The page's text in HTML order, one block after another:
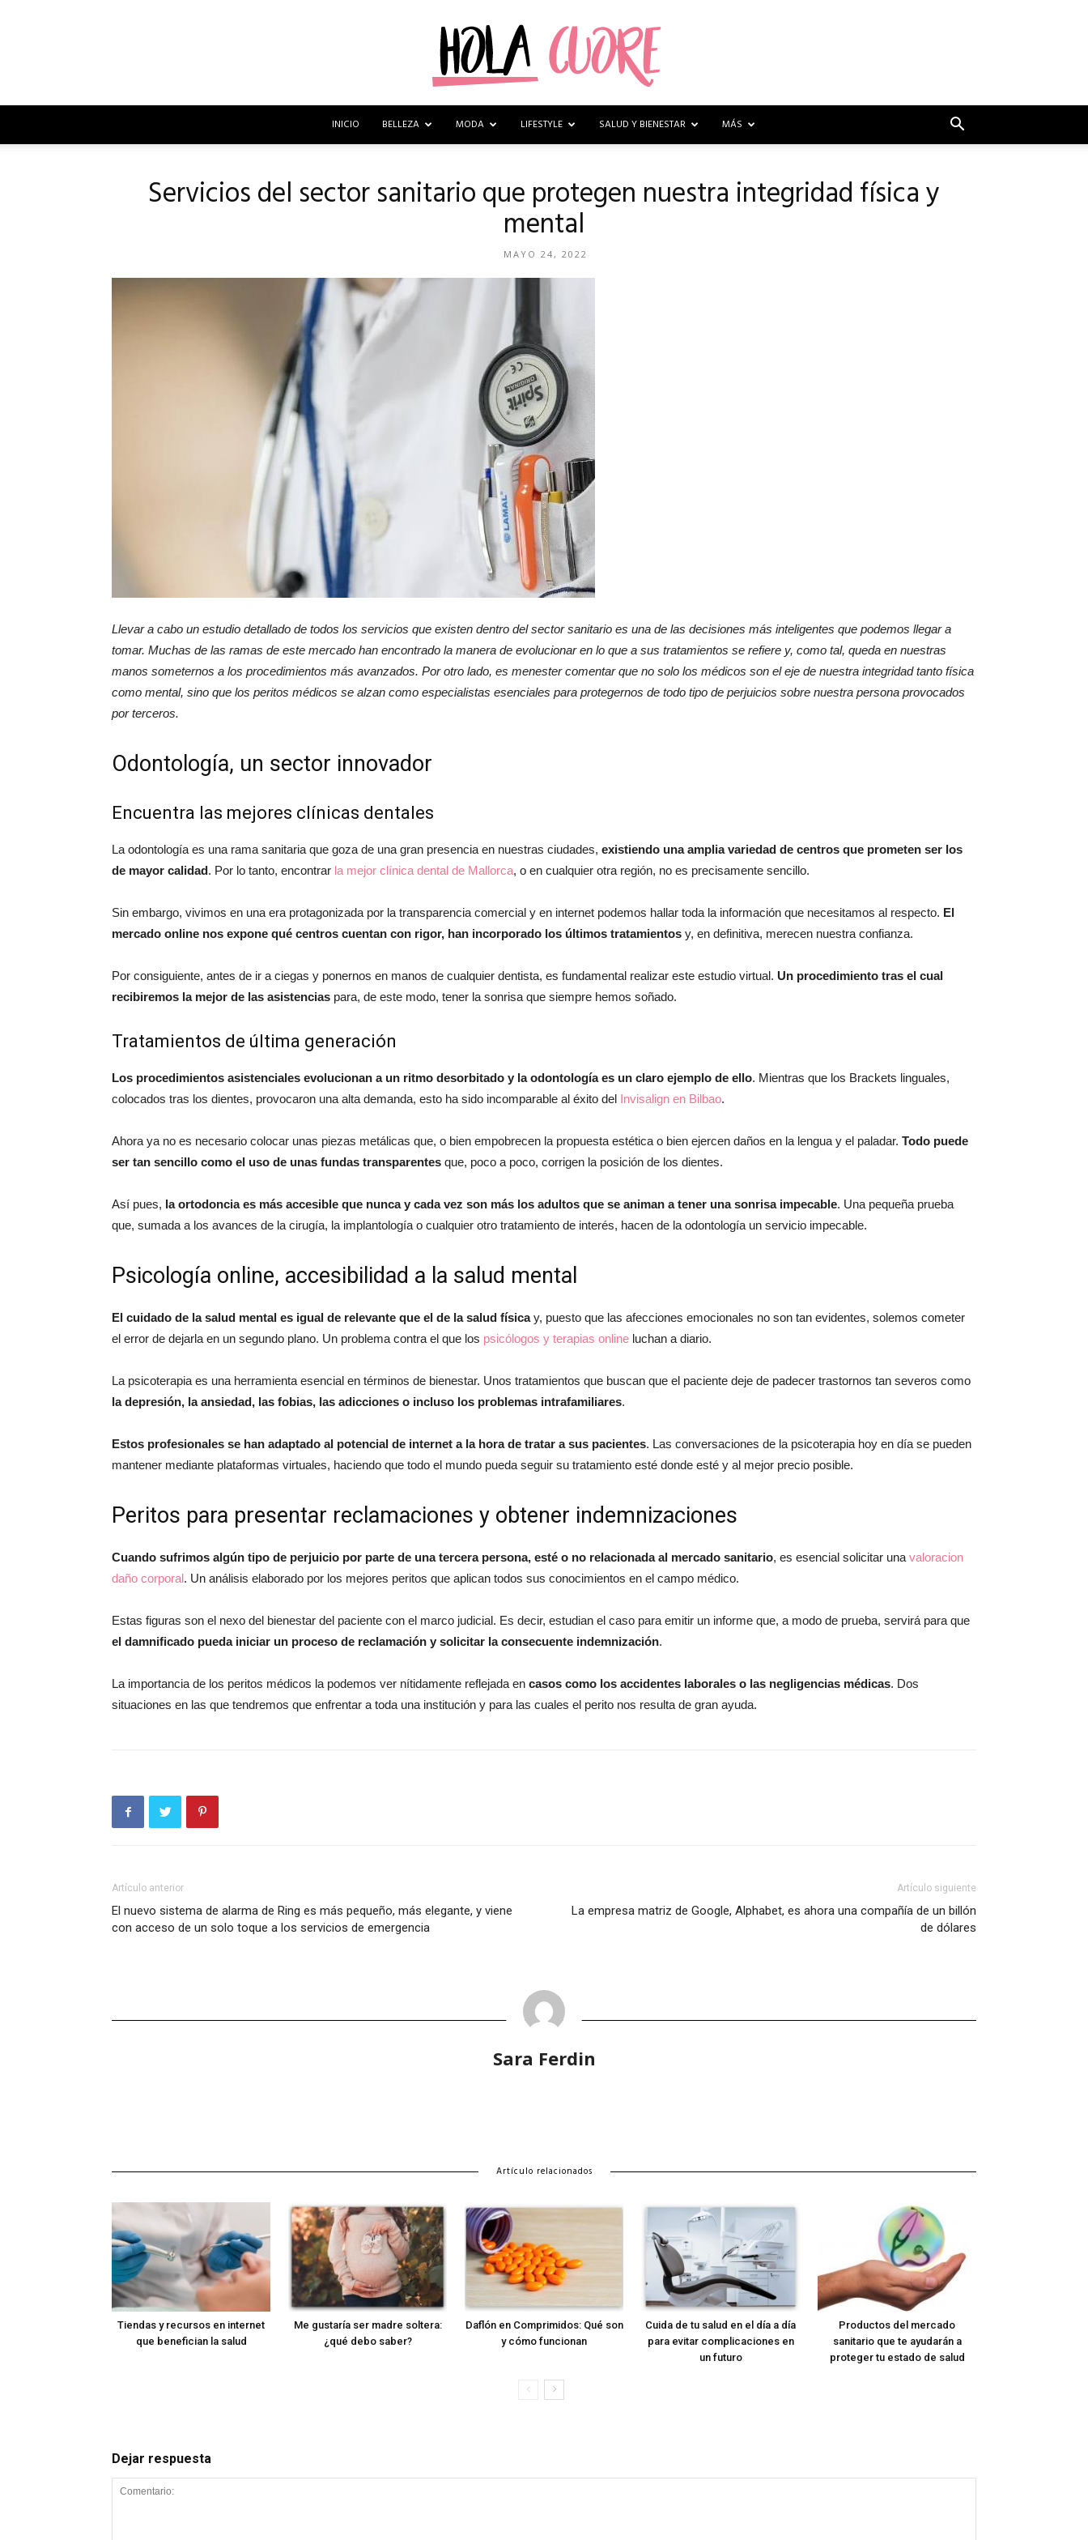
Hola
–
La
revista
de
y
belleza
INICIO BELLEZA MODA LIFESTYLE SALUD Y BIENESTAR MÁS
Servicios del sector sanitario que protegen nuestra integridad física y
mental
MAYO 24, 2022
Llevar a cabo un estudio detallado de todos los servicios que existen dentro del sector sanitario es una de las decisiones más inteligentes que podemos llegar a
tomar. Muchas de las ramas de este mercado han encontrado la manera de evolucionar en lo que a sus tratamientos se refiere y, como tal, queda en nuestras
manos someternos a los procedimientos más avanzados. Por otro lado, es menester comentar que no solo los médicos son el eje de nuestra integridad tanto física
como mental, sino que los peritos médicos se alzan como especialistas esenciales para protegernos de todo tipo de perjuicios sobre nuestra persona provocados
por terceros.
Odontología, un sector innovador
Encuentra las mejores clínicas dentales
La odontología es una rama sanitaria que goza de una gran presencia en nuestras ciudades, existiendo una amplia variedad de centros que prometen ser los
de mayor calidad. Por lo tanto, encontrar la mejor clínica dental de Mallorca, o en cualquier otra región, no es precisamente sencillo.
Sin embargo, vivimos en una era protagonizada por la transparencia comercial y en internet podemos hallar toda la información que necesitamos al respecto. El
mercado online nos expone qué centros cuentan con rigor, han incorporado los últimos tratamientos y, en definitiva, merecen nuestra confianza.
Por consiguiente, antes de ir a ciegas y ponernos en manos de cualquier dentista, es fundamental realizar este estudio virtual. Un procedimiento tras el cual
recibiremos la mejor de las asistencias para, de este modo, tener la sonrisa que siempre hemos soñado.
Tratamientos de última generación
Los procedimientos asistenciales evolucionan a un ritmo desorbitado y la odontología es un claro ejemplo de ello. Mientras que los Brackets linguales,
colocados tras los dientes, provocaron una alta demanda, esto ha sido incomparable al éxito del Invisalign en Bilbao.
Ahora ya no es necesario colocar unas piezas metálicas que, o bien empobrecen la propuesta estética o bien ejercen daños en la lengua y el paladar. Todo puede
ser tan sencillo como el uso de unas fundas transparentes que, poco a poco, corrigen la posición de los dientes.
Así pues, la ortodoncia es más accesible que nunca y cada vez son más los adultos que se animan a tener una sonrisa impecable. Una pequeña prueba
que, sumada a los avances de la cirugía, la implantología o cualquier otro tratamiento de interés, hacen de la odontología un servicio impecable.
Psicología online, accesibilidad a la salud mental
El cuidado de la salud mental es igual de relevante que el de la salud físicay, puesto que las afecciones emocionales no son tan evidentes, solemos cometer
el error de dejarla en un segundo plano. Un problema contra el que los psicólogos y terapias online luchan a diario.
La psicoterapia es una herramienta esencial en términos de bienestar. Unos tratamientos que buscan que el paciente deje de padecer trastornos tan severos como
la depresión, la ansiedad, las fobias, las adicciones o incluso los problemas intrafamiliares.
Estos profesionales se han adaptado al potencial de internet a la hora de tratar a sus pacientes. Las conversaciones de la psicoterapia hoy en día se pueden
mantener mediante plataformas virtuales, haciendo que todo el mundo pueda seguir su tratamiento esté donde esté y al mejor precio posible.
Peritos para presentar reclamaciones y obtener indemnizaciones
Cuando sufrimos algún tipo de perjuicio por parte de una tercera persona, esté o no relacionada al mercado sanitario, es esencial solicitar una valoracion
daño corporal. Un análisis elaborado por los mejores peritos que aplican todos sus conocimientos en el campo médico.
Estas figuras son el nexo del bienestar del paciente con el marco judicial. Es decir, estudian el caso para emitir un informe que, a modo de prueba, servirá para que
el damnificado pueda iniciar un proceso de reclamación y solicitar la consecuente indemnización.
La importancia de los peritos médicos la podemos ver nítidamente reflejada en casos como los accidentes laborales o las negligencias médicas. Dos
situaciones en las que tendremos que enfrentar a toda una institución y para las cuales el perito nos resulta de gran ayuda.
Artículo anterior
El nuevo sistema de alarma de Ring es más pequeño, más elegante, y viene
con acceso de un solo toque a los servicios de emergencia
Artículo siguiente
La empresa matriz de Google, Alphabet, es ahora una compañía de un billón
de dólares
Sara Ferdin
Artículo relacionados
Tiendas y recursos en internet
que benefician la salud
Me gustaría ser madre soltera:
¿qué debo saber?
Daflón en Comprimidos: Qué son
y cómo funcionan
Cuida de tu salud en el día a día
para evitar complicaciones en
un futuro
Productos del mercado
sanitario que te ayudarán a
proteger tu estado de salud
Dejar respuesta